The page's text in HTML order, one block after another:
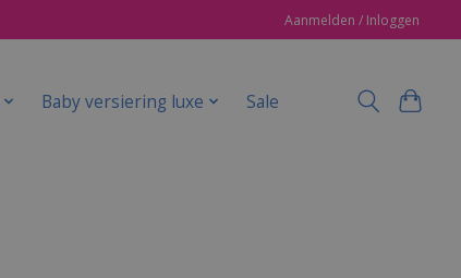
Aanmelden / Inloggen
Baby versiering luxe Sale